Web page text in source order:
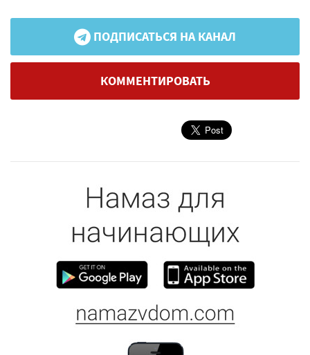
ПОДПИСАТЬСЯ НА КАНАЛ
КОММЕНТИРОВАТЬ